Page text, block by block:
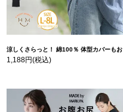
涼しくさらっと！ 綿100％ 体型カバーもお洒落も叶える 風合いコットン ゆるシルエット ドルマン | 大きいサイズの通販ならハッピーマリリン
1,188円(税込)